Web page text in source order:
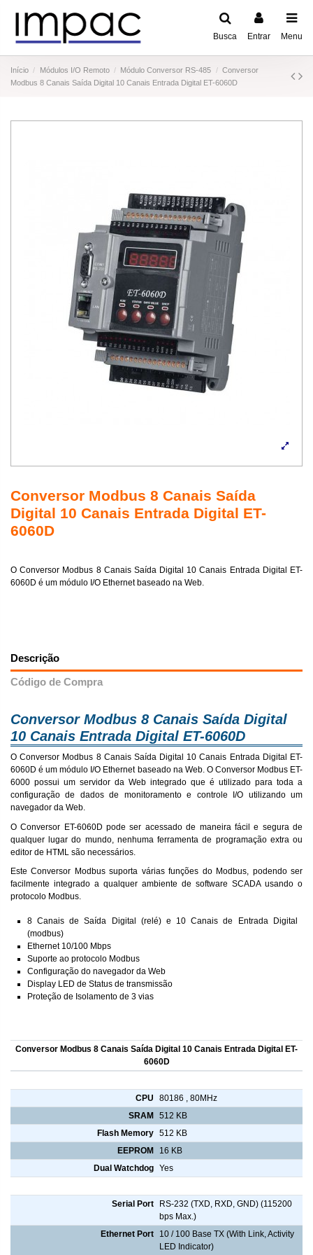
Busca Entrar Menu
Início Módulos I/O Remoto Módulo Conversor RS-485
Conversor
Modbus 8 Canais Saída Digital 10 Canais Entrada Digital ET-6060D
Conversor Modbus 8 Canais Saída
Digital 10 Canais Entrada Digital ET-
6060D
O Conversor Modbus 8 Canais Saída Digital 10 Canais Entrada Digital ET-
6060D é um módulo I/O Ethernet baseado na Web.
Descrição
Código de Compra
Conversor Modbus 8 Canais Saída Digital
10 Canais Entrada Digital ET-6060D
O Conversor Modbus 8 Canais Saída Digital 10 Canais Entrada Digital ET-
6060D é um módulo I/O Ethernet baseado na Web. O Conversor Modbus ET-
6000 possui um servidor da Web integrado que é utilizado para toda a
configuração de dados de monitoramento e controle I/O utilizando um
navegador da Web.
O Conversor ET-6060D pode ser acessado de maneira fácil e segura de
qualquer lugar do mundo, nenhuma ferramenta de programação extra ou
editor de HTML são necessários.
Este Conversor Modbus suporta várias funções do Modbus, podendo ser
facilmente integrado a qualquer ambiente de software SCADA usando o
protocolo Modbus.
8 Canais de Saída Digital (relé) e 10 Canais de Entrada Digital
(modbus)
Ethernet 10/100 Mbps
Suporte ao protocolo Modbus
Configuração do navegador da Web
Display LED de Status de transmissão
Proteção de Isolamento de 3 vias
Conversor Modbus 8 Canais Saída Digital 10 Canais Entrada Digital ET-
6060D
CPU
80186 , 80MHz
SRAM 512 KB
Flash Memory 512 KB
EEPROM
16 KB
Dual Watchdog Yes
Serial Port
RS-232 (TXD, RXD, GND) (115200
bps Max.)
Ethernet Port
10 / 100 Base TX (With Link, Activity
LED Indicator)